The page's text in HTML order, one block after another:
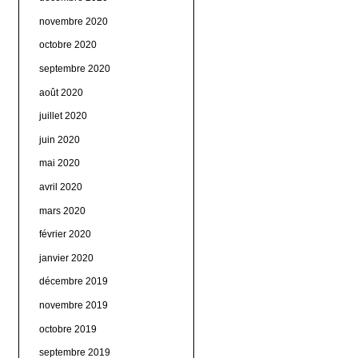
novembre 2020
octobre 2020
septembre 2020
août 2020
juillet 2020
juin 2020
mai 2020
avril 2020
mars 2020
février 2020
janvier 2020
décembre 2019
novembre 2019
octobre 2019
septembre 2019